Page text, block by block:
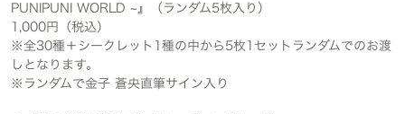
PUNIPUNI WORLD ~』（ランダム5枚入り）
1,000円（税込）
※全30種＋シークレット1種の中から5枚1セットランダムでのお渡
しとなります。
※ランダムで金子 蒼央直筆サイン入り